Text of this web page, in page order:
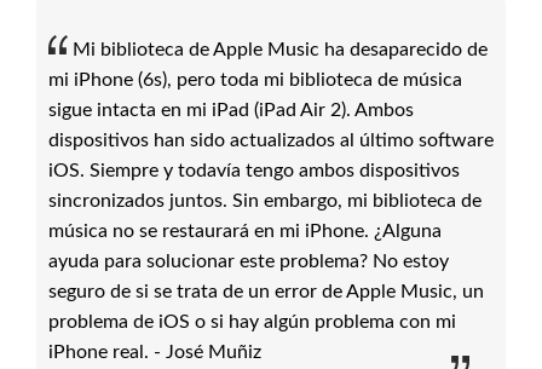
Mi biblioteca de Apple Music ha desaparecido de
mi iPhone (6s), pero toda mi biblioteca de música
sigue intacta en mi iPad (iPad Air 2). Ambos
dispositivos han sido actualizados al último software
iOS. Siempre y todavía tengo ambos dispositivos
sincronizados juntos. Sin embargo, mi biblioteca de
música no se restaurará en mi iPhone. ¿Alguna
ayuda para solucionar este problema? No estoy
seguro de si se trata de un error de Apple Music, un
problema de iOS o si hay algún problema con mi
iPhone real. - José Muñiz